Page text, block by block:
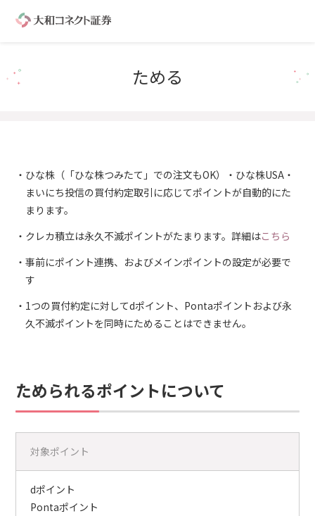
ためる
ひな株（「ひな株つみたて」での注文もOK）・ひな株USA・
まいにち投信の買付約定取引に応じてポイントが自動的にた
まります。
クレカ積立は永久不滅ポイントがたまります。詳細はこちら
事前にポイント連携、およびメインポイントの設定が必要で
す
1つの買付約定に対してdポイント、Pontaポイントおよび永
久不滅ポイントを同時にためることはできません。
ためられるポイントについて
対象ポイント
dポイント
Pontaポイント